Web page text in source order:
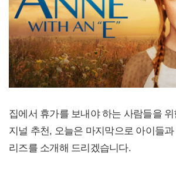
집에서 휴가를 보내야 하는 사람들을
지널 추천, 오늘은 마지막으로 아이들
리즈를 소개해 드리겠습니다.